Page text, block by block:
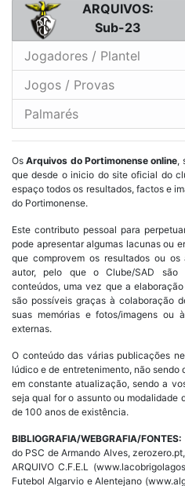
ARQUIVOS:
Sub-23
Jogadores / Plantel
Jogos / Provas
Palmarés
OsArquivos do Portimonense online,
que desde o inicio do site oficial do
espaço todos os resultados, factos e
do Portimonense.
Este contributo pessoal para
pode apresentar algumas lacunas ou
que comprovem os resultados ou
autor, pelo que o Clube/SAD são
conteúdos, uma vez que a
são possíveis graças à colaboração
suas memórias e fotos/imagens ou
externas.
O conteúdo das várias publicações
lúdico e de entretenimento, não
em constante atualização, sendo a
seja qual for o assunto ou modalidade
de 100 anos de existência.
BIBLIOGRAFIA/WEBGRAFIA/FONTES:
do PSC de Armando Alves,
ARQUIVO C.F.E.L
Futebol Algarvio e Alentejano